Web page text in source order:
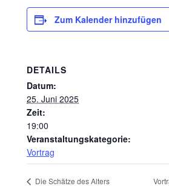
Zum Kalender hinzufügen
DETAILS
Datum:
25. Juni 2025
Zeit:
19:00
Veranstaltungskategorie:
Vortrag
Die Schätze des Alters